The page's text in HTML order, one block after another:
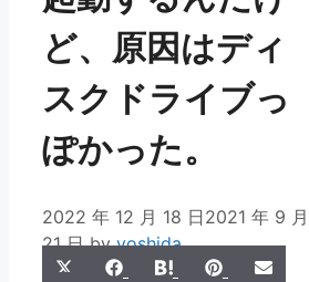
ど、原因はディ
スクドライブっ
ぽかった。
2022 年 12 月 18 日2021 年 9 月
21 日 byyoshida
Share
Share
Facebook
Share
Hatena Share
PinterestShare